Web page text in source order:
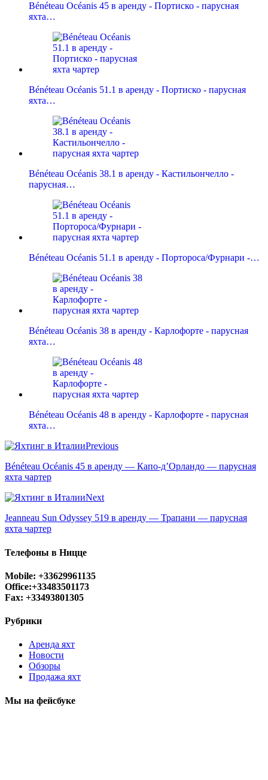
Bénéteau Océanis 45 в аренду - Портиско - парусная
яхта…
Bénéteau Océanis 51.1 в аренду - Портиско - парусная
яхта…
Bénéteau Océanis 38.1 в аренду - Кастильончелло -
парусная…
Bénéteau Océanis 51.1 в аренду - Портороса/Фурнари -…
Bénéteau Océanis 38 в аренду - Карлофорте - парусная
яхта…
Bénéteau Océanis 48 в аренду - Карлофорте - парусная
яхта…
Previous
Bénéteau Océanis 45 в аренду — Капо-д’Орландо — парусная
яхта чартер
Next
Jeanneau Sun Odyssey 519 в аренду — Трапани — парусная
яхта чартер
Телефоны в Ницце
Mobile: +33629961135
Office:+33483501173
Fax: +33493801305
Рубрики
Аренда яхт
Новости
Обзоры
Продажа яхт
Мы на фейсбуке